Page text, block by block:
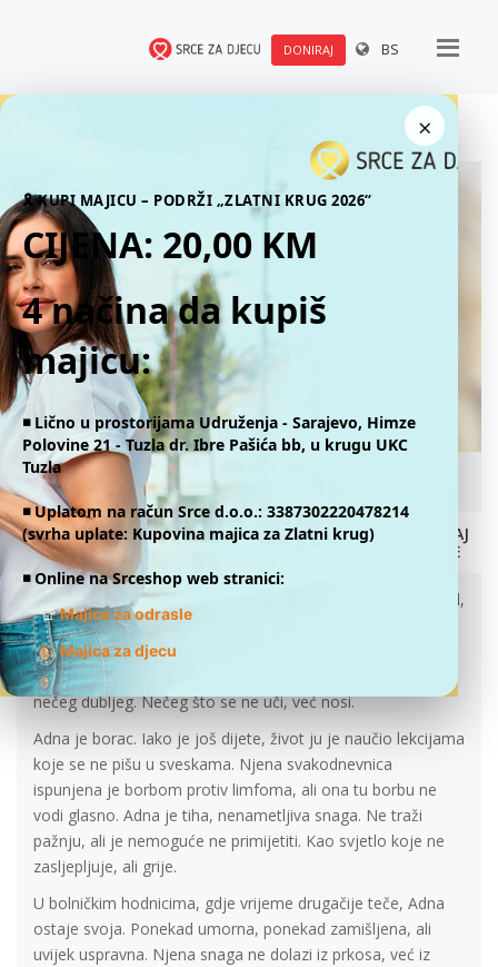
DONIRAJ BS
×
🎗 KUPI MAJICU – PODRŽI „ZLATNI KRUG 2026“
CIJENA: 20,00 KM
4 načina da kupiš
majicu:
◾️ Lično u prostorijama Udruženja - Sarajevo, Himze
Polovine 21 - Tuzla dr. Ibre Pašića bb, u krugu UKC
Tuzla
◾️ Uplatom na račun Srce d.o.o.: 3387302220478214
(svrha uplate: Kupovina majica za Zlatni krug)
◾️ Online na Srceshop web stranici:
👕Majice za odrasle
👕Majica za djecu
DONIRAJ
ONLINE
ADNA – TIHA SNAGA KOJA SVIJETLI
13.01.2026.
U jednom od onih tuzlanskih jutara kada se magla sporo
povlači, živi djevojčica po imenu Adna Hukić. Na prvi pogled,
ona je osmijeh. Otvoren, komunikativan, onaj koji lako
pronalazi put do ljudi. Adna voli razgovor, voli da pita, da
sluša, da se poveže. U njenim očima ima radoznalosti, ali i
nečeg dubljeg. Nečeg što se ne uči, već nosi.
Adna je borac. Iako je još dijete, život ju je naučio lekcijama
koje se ne pišu u sveskama. Njena svakodnevnica
ispunjena je borbom protiv limfoma, ali ona tu borbu ne
vodi glasno. Adna je tiha, nenametljiva snaga. Ne traži
pažnju, ali je nemoguće ne primijetiti. Kao svjetlo koje ne
zasljepljuje, ali grije.
U bolničkim hodnicima, gdje vrijeme drugačije teče, Adna
ostaje svoja. Ponekad umorna, ponekad zamišljena, ali
uvijek uspravna. Njena snaga ne dolazi iz prkosa, već iz